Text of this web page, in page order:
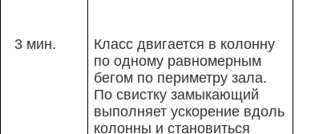
3 мин.
Класс двигается в колонну
по одному равномерным
бегом по периметру зала.
По свистку замыкающий
выполняет ускорение вдоль
колонны и становиться